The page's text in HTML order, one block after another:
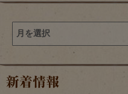
新着情報